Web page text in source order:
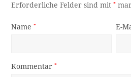
Erforderliche Felder sind mit*
Name* E-
Kommentar*